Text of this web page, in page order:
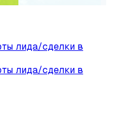
лида/сделки в
лида/сделки в